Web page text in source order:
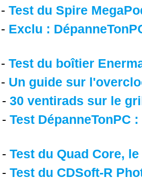
- Test du Spire
- Exclu :
- Test du boîtier
- Un guide sur
- 30 ventirads sur le
- Test DépanneTonPC
- Test du Quad Core, le
- Test du CDSoft-R